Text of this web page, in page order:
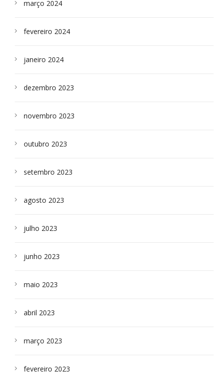
março 2024
fevereiro 2024
janeiro 2024
dezembro 2023
novembro 2023
outubro 2023
setembro 2023
agosto 2023
julho 2023
junho 2023
maio 2023
abril 2023
março 2023
fevereiro 2023